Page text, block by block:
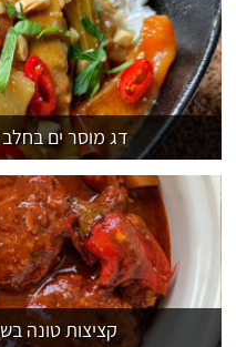
דג מוסר ים
קציצות טונה